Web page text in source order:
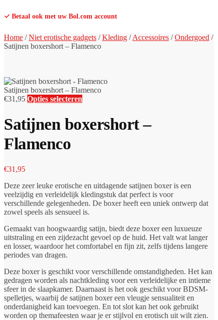
✓ Betaal ook met uw Bol.com account
Home /Niet erotische gadgets /Kleding /Accessoires /Ondergoed /
Satijnen boxershort – Flamenco
Satijnen boxershort – Flamenco
€31,95 Opties selecteren
Satijnen boxershort –
Flamenco
€31,95
Deze zeer leuke erotische en uitdagende satijnen boxer is een
veelzijdig en verleidelijk kledingstuk dat perfect is voor
verschillende gelegenheden. De boxer heeft een uniek ontwerp dat
zowel speels als sensueel is.
Gemaakt van hoogwaardig satijn, biedt deze boxer een luxueuze
uitstraling en een zijdezacht gevoel op de huid. Het valt wat langer
en losser, waardoor het comfortabel en fijn zit, zelfs tijdens langere
periodes van dragen.
Deze boxer is geschikt voor verschillende omstandigheden. Het kan
gedragen worden als nachtkleding voor een verleidelijke en intieme
sfeer in de slaapkamer. Daarnaast is het ook geschikt voor BDSM-
spelletjes, waarbij de satijnen boxer een vleugje sensualiteit en
onderdanigheid kan toevoegen. En tot slot kan het ook gebruikt
worden op themafeesten waar je er stijlvol en erotisch uit wilt zien.